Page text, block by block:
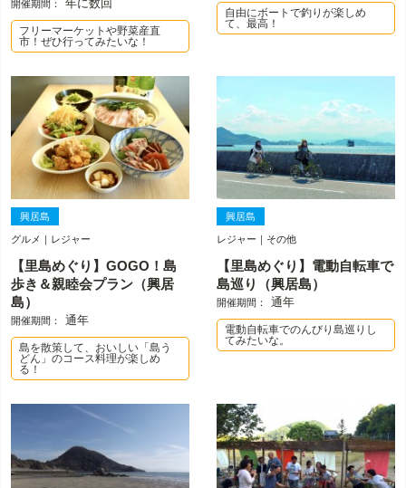
開催期間： 年に数回
フリーマーケットや野菜産直
市！ぜひ行ってみたいな！
自由にボートで釣りが楽しめ
て、最高！
興居島
グルメ｜レジャー
【里島めぐり】GOGO！島
歩き＆親睦会プラン（興居
島）
開催期間： 通年
島を散策して、おいしい「島う
どん」のコース料理が楽しめ
る！
興居島
レジャー｜その他
【里島めぐり】電動自転車で
島巡り（興居島）
開催期間： 通年
電動自転車でのんびり島巡りし
てみたいな。